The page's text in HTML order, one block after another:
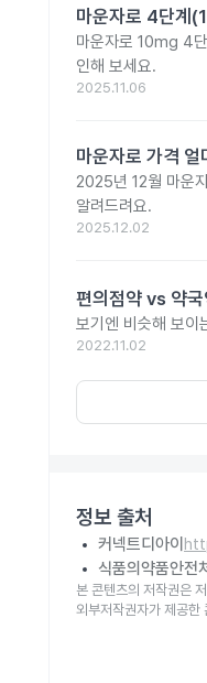
마운자로 4단계
마운자로 10mg 4
인해 보세요.
2025.11.06
마운자로 가격
2025년 12월 마운
알려드려요.
2025.12.02
편의점약 vs 약
보기엔 비슷해 보이
2022.11.02
정보 출처
커넥트디아이
식품의약품안전
본 콘텐츠의 저작권은
외부저작권자가 제공한